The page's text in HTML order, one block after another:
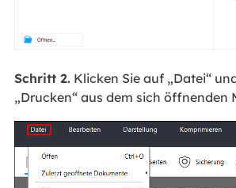
Schritt 2.Klicken Sie auf „Datei“
„Drucken“ aus dem sich öffnenden